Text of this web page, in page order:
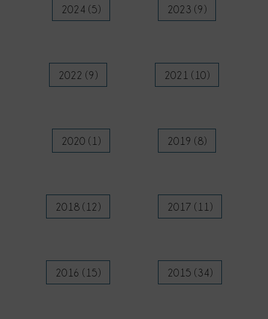
2024 (5) 2023 (9)
2022 (9) 2021 (10)
2020 (1) 2019 (8)
2018 (12) 2017 (11)
2016 (15) 2015 (34)